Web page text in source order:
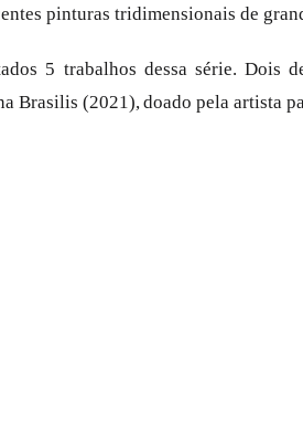
pinturas tridimensionais de
5 trabalhos dessa série. Dois
(2021), doado pela artista